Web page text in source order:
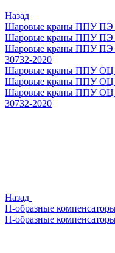
Назад
Шаровые краны ППУ ПЭ
Шаровые краны ППУ ПЭ
Шаровые краны ППУ ПЭ
30732-2020
Шаровые краны ППУ ОЦ
Шаровые краны ППУ ОЦ
Шаровые краны ППУ ОЦ
30732-2020
Назад
П-образные
П-образные